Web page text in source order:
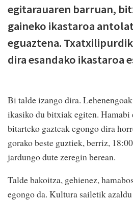
egitarauaren barruan,
gaineko ikastaroa
eguaztena.
dira esandako ikastaroa
Bi talde izango dira.
ikasiko du bitxiak egiten. Hamabi
bitarteko gazteak egongo dira
gorako beste guztiek, berriz,
jardungo dute zeregin berean.
Talde bakoitza, gehienez,
egongo da. Kultura sailetik